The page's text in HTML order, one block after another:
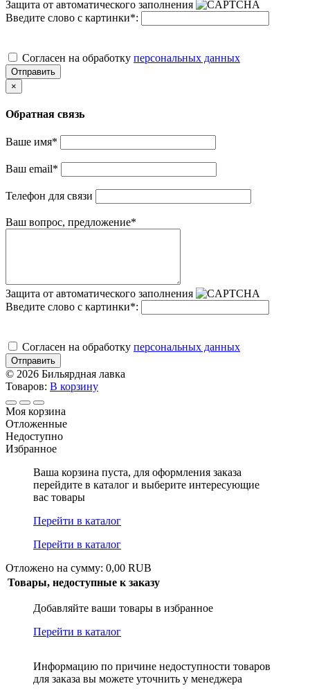
Защита от автоматического заполнения
Введите слово с картинки*:
Cогласен на обработку персональных данных
Отправить
×
Обратная связь
Ваше имя*
Ваш email*
Телефон для связи
Ваш вопрос, предложение*
Защита от автоматического заполнения
Введите слово с картинки*:
Cогласен на обработку персональных данных
Отправить
© 2026 Бильярдная лавка
Товаров: В корзину
Моя корзина
Отложенные
Недоступно
Избранное
Ваша корзина пуста, для оформления заказа
перейдите в каталог и выберите интересующие
вас товары
Перейти в каталог
Перейти в каталог
Отложено на сумму: 0,00 RUB
Товары, недоступные к заказу
Добавляйте ваши товары в избранное
Перейти в каталог
Информацию по причине недоступности товаров
для заказа вы можете уточнить у менеджера